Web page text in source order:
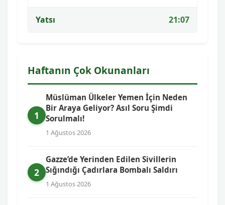
Yatsı 21:07
Haftanın Çok Okunanları
1
Müslüman Ülkeler Yemen İçin Neden
Bir Araya Geliyor? Asıl Soru Şimdi
Sorulmalı!
1 Ağustos 2026
2
Gazze’de Yerinden Edilen Sivillerin
Sığındığı Çadırlara Bombalı Saldırı
1 Ağustos 2026